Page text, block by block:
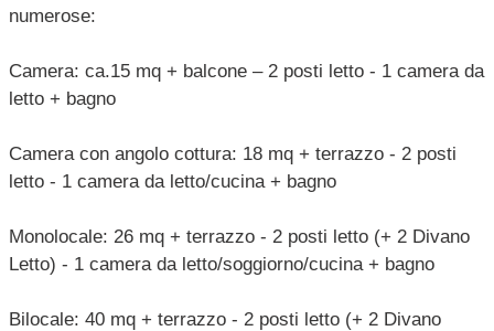
numerose:
Camera: ca.15 mq + balcone – 2 posti letto - 1 camera da
letto + bagno
Camera con angolo cottura: 18 mq + terrazzo - 2 posti
letto - 1 camera da letto/cucina + bagno
Monolocale: 26 mq + terrazzo - 2 posti letto (+ 2 Divano
Letto) - 1 camera da letto/soggiorno/cucina + bagno
Bilocale: 40 mq + terrazzo - 2 posti letto (+ 2 Divano